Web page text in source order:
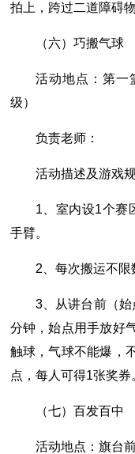
拍上，跨过二道障碍
（六）巧搬气球
活动地点：第
级）
负责老师：
活动描述及游戏规
1、室内设1个赛
手臂。
2、每次搬运不限
3、从讲台前（
分钟，始点用手放好
触球，气球不能爆，
点，每人可得1张奖券
（七）百发百中
活动地点：旗台